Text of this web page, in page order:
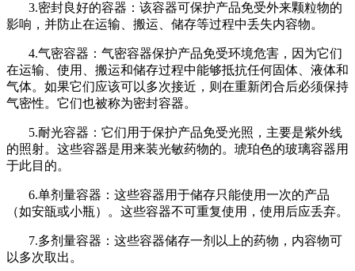
3.密封良好的容器：该容器可保护产品免受外来颗粒物的
影响，并防止在运输、搬运、储存等过程中丢失内容物。
4.气密容器：气密容器保护产品免受环境危害，因为它们
在运输、使用、搬运和储存过程中能够抵抗任何固体、液体和
气体。如果它们应该可以多次接近，则在重新闭合后必须保持
气密性。它们也被称为密封容器。
5.耐光容器：它们用于保护产品免受光照，主要是紫外线
的照射。这些容器是用来装光敏药物的。琥珀色的玻璃容器用
于此目的。
6.单剂量容器：这些容器用于储存只能使用一次的产品
（如安瓿或小瓶）。这些容器不可重复使用，使用后应丢弃。
7.多剂量容器：这些容器储存一剂以上的药物，内容物可
以多次取出。